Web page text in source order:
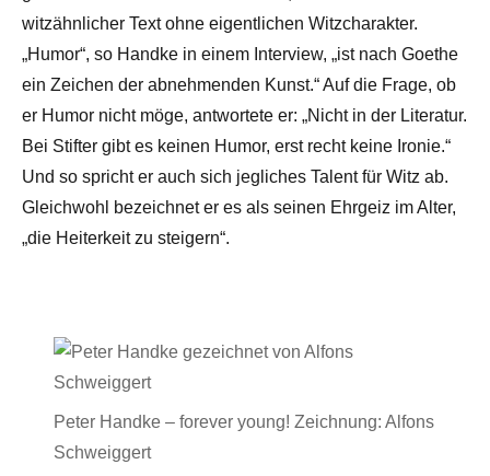
witzähnlicher Text ohne eigentlichen Witzcharakter.
„Humor“, so Handke in einem Interview, „ist nach Goethe
ein Zeichen der abnehmenden Kunst.“ Auf die Frage, ob
er Humor nicht möge, antwortete er: „Nicht in der Literatur.
Bei Stifter gibt es keinen Humor, erst recht keine Ironie.“
Und so spricht er auch sich jegliches Talent für Witz ab.
Gleichwohl bezeichnet er es als seinen Ehrgeiz im Alter,
„die Heiterkeit zu steigern“.
Peter Handke – forever young! Zeichnung: Alfons
Schweiggert